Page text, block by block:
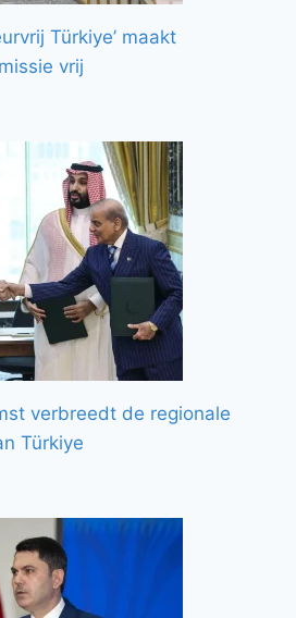
Türkiye’ maakt
vrij
verbreedt de regionale
Türkiye